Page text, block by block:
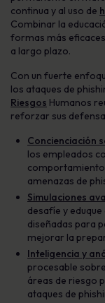
continua y al uso de
Combinar la
formas más
a largo plazo.
Con un fuerte
los ataques de
Riesgos Humanos
reforzar sus
Concienciación
los empleados
amenazas de
Simulaciones
desafíe y
diseñadas para
mejorar la
Inteligencia y
procesable
áreas de riesgo
ataques de